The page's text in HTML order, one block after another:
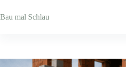
Inhalt
springen
Bau mal Schlau